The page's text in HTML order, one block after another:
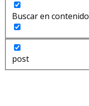
Buscar en contenido
post